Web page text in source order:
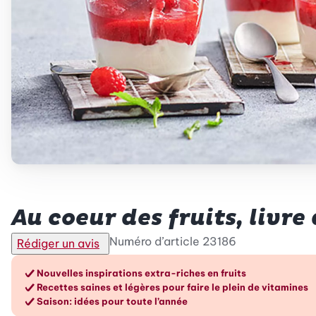
Au coeur des fruits,
Rédiger un avis Numéro d’article 23186
Les avantages en un
Nouvelles inspirations extra-riches en fruits
Recettes saines et légères pour faire le plein de vitamines
Saison: idées pour toute l’année